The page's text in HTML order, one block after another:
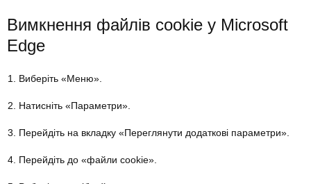
Вимкнення файлів cookie у Microsoft
Edge
Виберіть «Меню».
Натисніть «Параметри».
Перейдіть на вкладку «Переглянути додаткові параметри».
Перейдіть до «файли cookie».